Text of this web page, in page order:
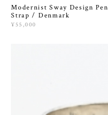
Modernist Sway Design
Strap / Denmark
¥55,000